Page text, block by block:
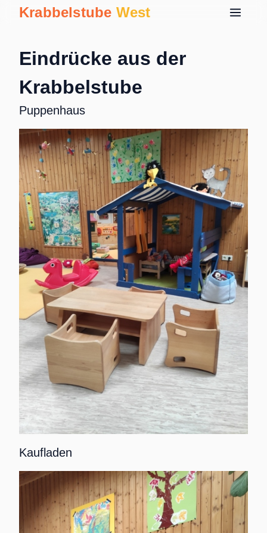
Krabbelstube West
Eindrücke aus der
Krabbelstube
Puppenhaus
Kaufladen